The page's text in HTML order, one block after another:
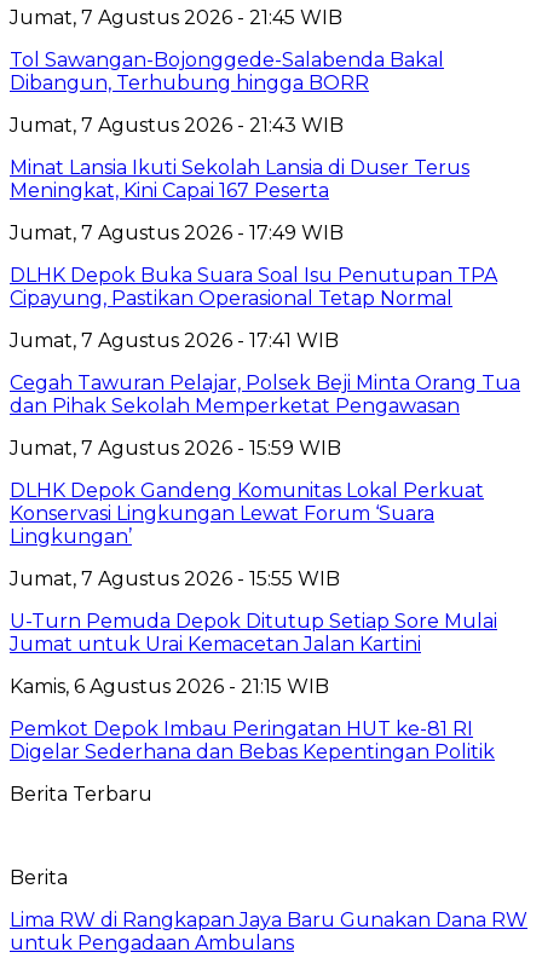
Jumat, 7 Agustus 2026 - 21:45 WIB
Tol Sawangan-Bojonggede-Salabenda Bakal
Dibangun, Terhubung hingga BORR
Jumat, 7 Agustus 2026 - 21:43 WIB
Minat Lansia Ikuti Sekolah Lansia di Duser Terus
Meningkat, Kini Capai 167 Peserta
Jumat, 7 Agustus 2026 - 17:49 WIB
DLHK Depok Buka Suara Soal Isu Penutupan TPA
Cipayung, Pastikan Operasional Tetap Normal
Jumat, 7 Agustus 2026 - 17:41 WIB
Cegah Tawuran Pelajar, Polsek Beji Minta Orang Tua
dan Pihak Sekolah Memperketat Pengawasan
Jumat, 7 Agustus 2026 - 15:59 WIB
DLHK Depok Gandeng Komunitas Lokal Perkuat
Konservasi Lingkungan Lewat Forum ‘Suara
Lingkungan’
Jumat, 7 Agustus 2026 - 15:55 WIB
U-Turn Pemuda Depok Ditutup Setiap Sore Mulai
Jumat untuk Urai Kemacetan Jalan Kartini
Kamis, 6 Agustus 2026 - 21:15 WIB
Pemkot Depok Imbau Peringatan HUT ke-81 RI
Digelar Sederhana dan Bebas Kepentingan Politik
Berita Terbaru
Berita
Lima RW di Rangkapan Jaya Baru Gunakan Dana RW
untuk Pengadaan Ambulans